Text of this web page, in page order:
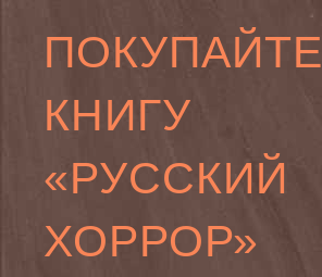
ПОКУПАЙТЕ
КНИГУ
«РУССКИЙ
ХОРРОР»